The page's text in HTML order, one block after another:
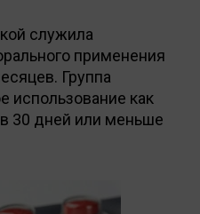
служила
применения
Группа
использование как
30 дней или меньше